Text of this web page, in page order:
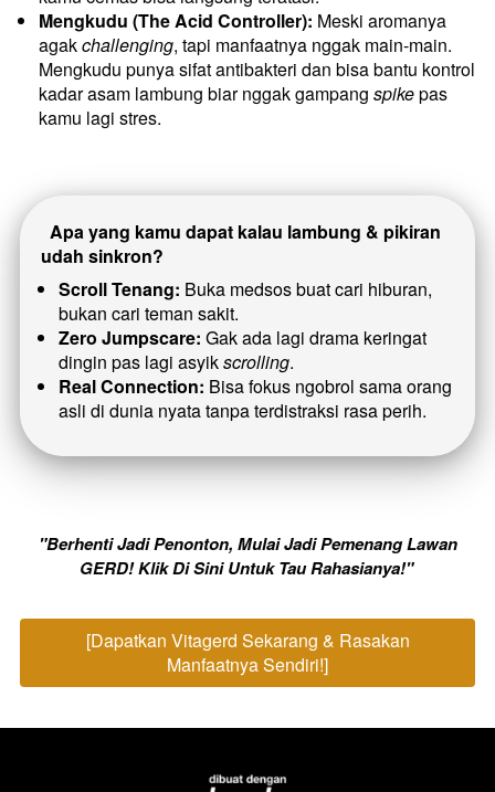
Mengkudu (The Acid Controller): Meski aromanya
agak challenging, tapi manfaatnya nggak main-main.
Mengkudu punya sifat antibakteri dan bisa bantu kontrol
kadar asam lambung biar nggak gampang spike pas
kamu lagi stres.
Apa yang kamu dapat kalau lambung & pikiran
udah sinkron?
Scroll Tenang: Buka medsos buat cari hiburan,
bukan cari teman sakit.
Zero Jumpscare: Gak ada lagi drama keringat
dingin pas lagi asyik scrolling.
Real Connection: Bisa fokus ngobrol sama orang
asli di dunia nyata tanpa terdistraksi rasa perih.
GERD! Klik Di Sini Untuk Tau Rahasianya!"
[Dapatkan Vitagerd Sekarang & Rasakan
Manfaatnya Sendiri!]